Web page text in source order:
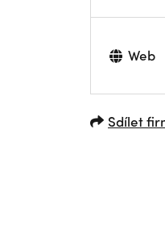
Web
Sdílet